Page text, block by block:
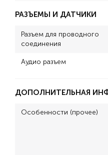
РАЗЪЕМЫ И ДАТЧИКИ
Разъем для проводного
соединения
Аудио разъем
ДОПОЛНИТЕЛЬНАЯ
Особенности (прочее)